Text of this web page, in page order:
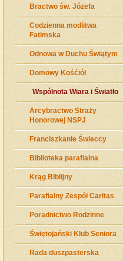
Bractwo św. Józefa
Codzienna modlitwa
Fatimska
Odnowa w Duchu Świątym
Domowy Kośćiół
Wspólnota Wiara i Światło
Arcybractwo Straży
Honorowej NSPJ
Franciszkanie Świeccy
Biblioteka parafialna
Krąg Biblijny
Parafialny Zespół Caritas
Poradnictwo Rodzinne
Świętojański Klub Seniora
Rada duszpasterska